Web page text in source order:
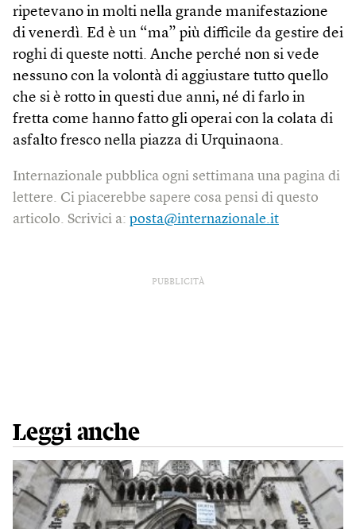
ripetevano in molti nella grande manifestazione
di venerdì. Ed è un “ma” più difficile da gestire dei
roghi di queste notti. Anche perché non si vede
nessuno con la volontà di aggiustare tutto quello
che si è rotto in questi due anni, né di farlo in
fretta come hanno fatto gli operai con la colata di
asfalto fresco nella piazza di Urquinaona.
Internazionale pubblica ogni settimana una pagina di
lettere. Ci piacerebbe sapere cosa pensi di questo
articolo. Scrivici a: posta@internazionale.it
PUBBLICITÀ
Leggi anche